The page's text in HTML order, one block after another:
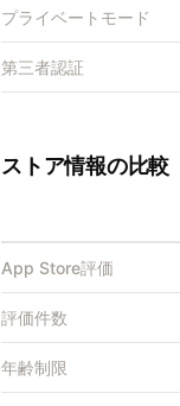
プライベートモード
第三者認証
ストア情報の比較
App Store評価
評価件数
年齢制限